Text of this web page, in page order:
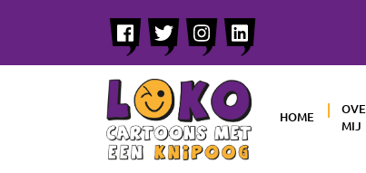
HOME
MIJ